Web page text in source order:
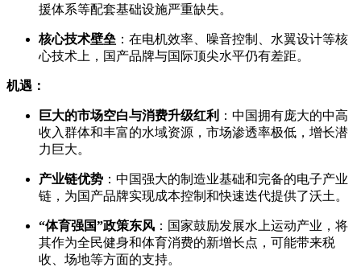
援体系等配套基础设施严重缺失。
核心技术壁垒 ：在电机效率、噪音控制、水翼设计等核
心技术上，国产品牌与国际顶尖水平仍有差距。
机遇：
巨大的市场空白与消费升级红利 ：中国拥有庞大的中高
收入群体和丰富的水域资源，市场渗透率极低，增长潜
力巨大。
产业链优势 ：中国强大的制造业基础和完备的电子产业
链，为国产品牌实现成本控制和快速迭代提供了沃土。
“体育强国”政策东风 ：国家鼓励发展水上运动产业，将
其作为全民健身和体育消费的新增长点，可能带来税
收、场地等方面的支持。